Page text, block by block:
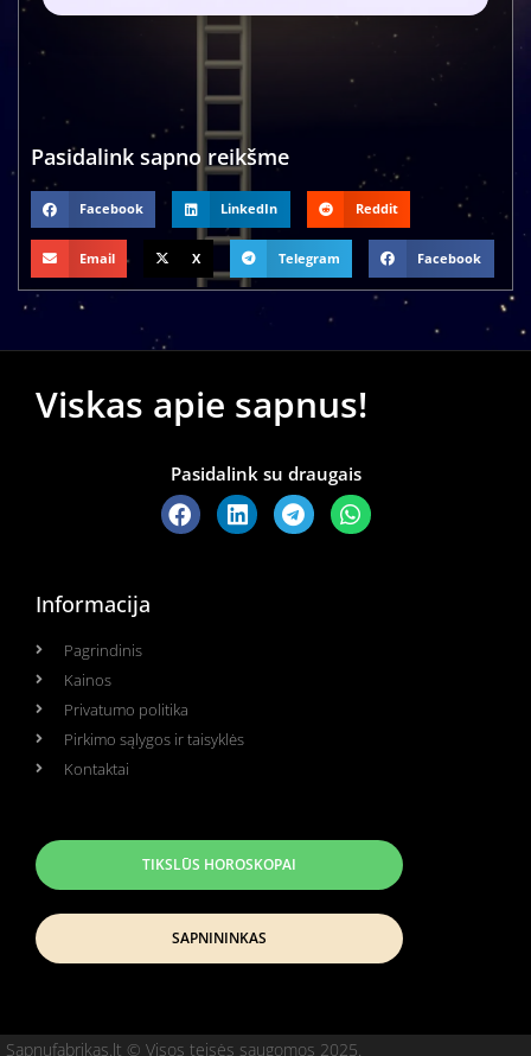
Pasidalink sapno reikšme
Facebook LinkedIn Reddit
Email X Telegram Facebook
Viskas apie sapnus!
Pasidalink su draugais
Informacija
Pagrindinis
Kainos
Privatumo politika
Pirkimo sąlygos ir taisyklės
Kontaktai
TIKSLŪS HOROSKOPAI
SAPNININKAS
Sapnufabrikas.lt © Visos teisės saugomos 2025.